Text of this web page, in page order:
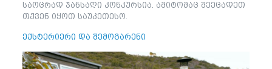
საოცრად ჯანსაღი კონკურსია. ამიტომაც შეეცადეთ
თქვენ იყოთ საუკეთესო.
ექსტერიერი და შემოგარენი